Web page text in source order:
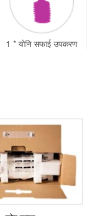
1 * योनि सफाई उपकरण